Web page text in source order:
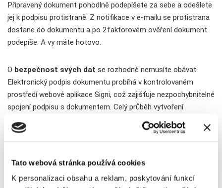
Tato webová stránka používá cookies
K personalizaci obsahu a reklam, poskytování funkcí
Připravený dokument pohodlně podepíšete za sebe a odešlete
jej k podpisu protistraně. Z notifikace v e-mailu se protistrana
dostane do dokumentu a po 2faktorovém ověření dokument
podepíše. A vy máte hotovo.
O bezpečnost svých dat se rozhodně nemusíte obávat.
Elektronický podpis dokumentu probíhá v kontrolovaném
prostředí webové aplikace Signi, což zajišťuje nezpochybnitelné
spojení podpisu s dokumentem. Celý průběh vytvoření
detailní logy
a vzniká
podrobná
Na rozdíl od většiny řešení elektronického podpisu používá
elektronické pečeti . Ta se používá po každém podepisujícím.